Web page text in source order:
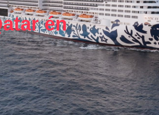
én